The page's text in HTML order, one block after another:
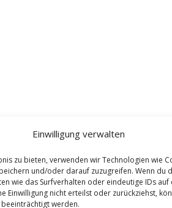
Einwilligung verwalten
zu bieten, verwenden wir Technologien wie
und/oder darauf zuzugreifen. Wenn du
wie das Surfverhalten oder eindeutige IDs
Einwilligung nicht erteilst oder zurückziehst,
werden.